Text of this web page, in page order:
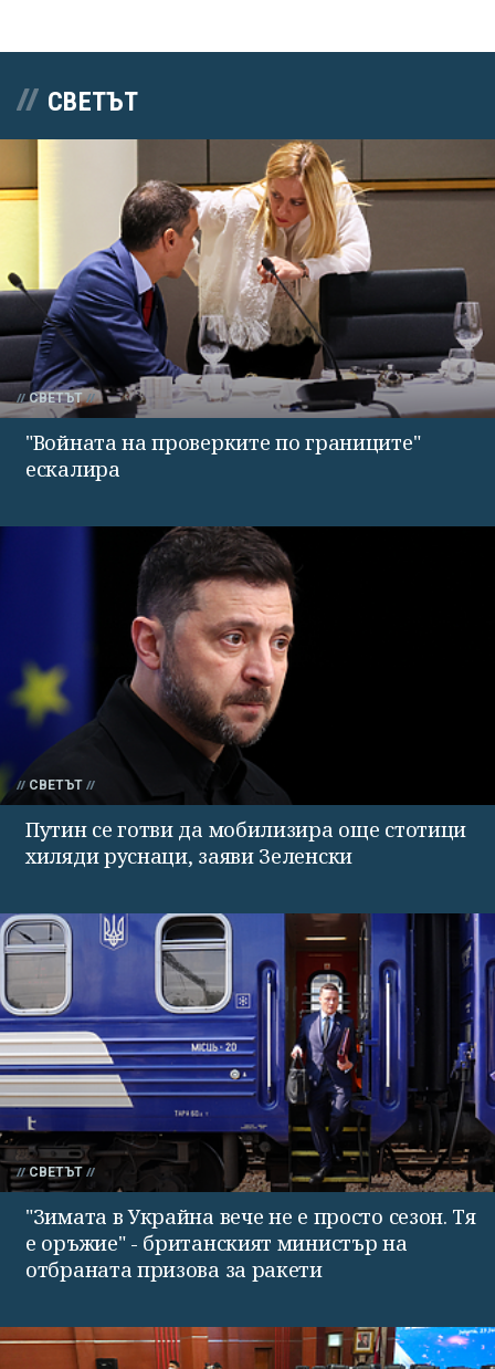
СВЕТЪТ
СВЕТЪТ
"Войната на проверките по границите"
ескалира
СВЕТЪТ
Путин се готви да мобилизира още стотици
хиляди руснаци, заяви Зеленски
СВЕТЪТ
"Зимата в Украйна вече не е просто сезон. Тя
е оръжие" - британският министър на
отбраната призова за ракети